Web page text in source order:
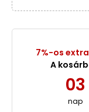
7%-os
A
03
nap